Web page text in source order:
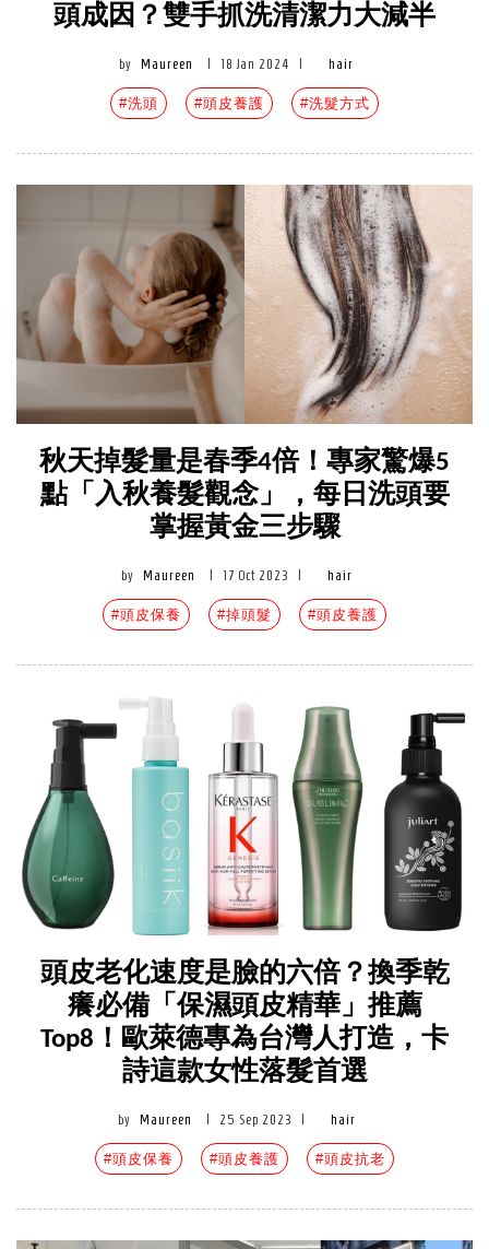
頭成因？雙手抓洗清潔力大減半
by Maureen 18 Jan 2024 hair
#洗頭 #頭皮養護 #洗髮方式
秋天掉髮量是春季4倍！專家驚爆5
點「入秋養髮觀念」，每日洗頭要
掌握黃金三步驟
by Maureen 17 Oct 2023 hair
#頭皮保養 #掉頭髮 #頭皮養護
頭皮老化速度是臉的六倍？換季乾
癢必備「保濕頭皮精華」推薦
Top8！歐萊德專為台灣人打造，卡
詩這款女性落髮首選
by Maureen 25 Sep 2023 hair
#頭皮保養 #頭皮養護 #頭皮抗老